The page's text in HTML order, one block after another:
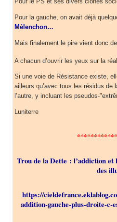
Pour la gauche, on avait déjà
Mélenchon…
Mais finalement le pire vient donc
A chacun d’ouvrir les yeux sur la
Si une voie de Résistance existe,
ailleurs qu’avec tous les résidus de
l’autre, y incluant les pseudos-
Luniterre
Trou de la Dette : l’addiction et
des
https://
addition-gauche-plus-droite-c-